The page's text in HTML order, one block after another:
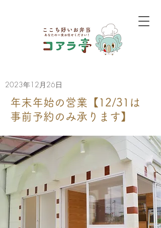
2023年12月26日
年末年始の営業【12/31は
事前予約のみ承ります】